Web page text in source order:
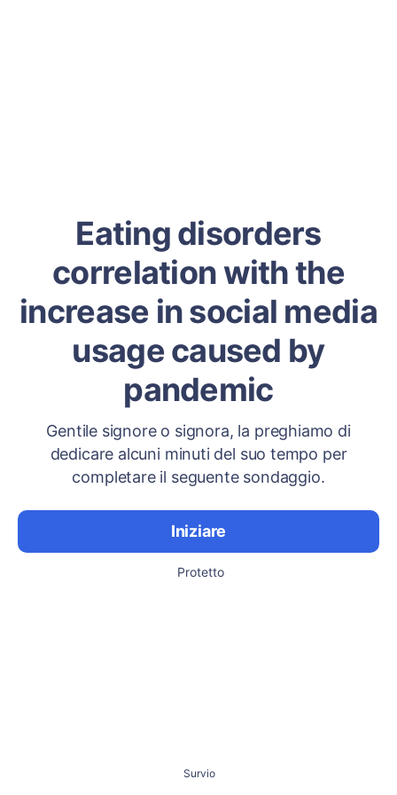
Eating disorders
correlation with the
increase in social media
usage caused by
pandemic
Gentile signore o signora, la preghiamo di
dedicare alcuni minuti del suo tempo per
completare il seguente sondaggio.
Iniziare
Protetto
Survio